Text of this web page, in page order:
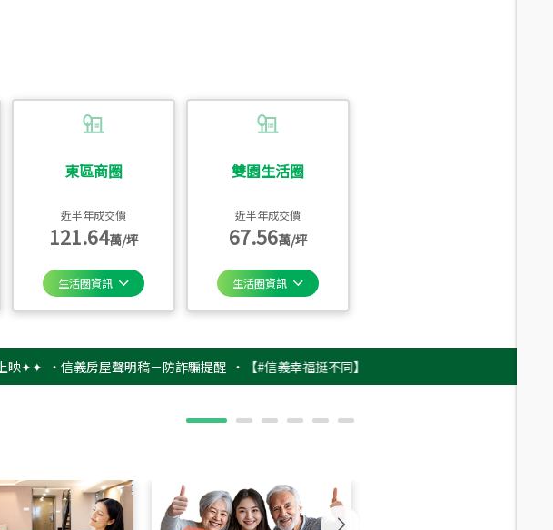
東區商圈
近半年成交價
121.64萬/坪
生活圈資訊
雙園生活圈
近半年成交價
67.56萬/坪
生活圈資訊
‧信義房屋聲明稿－防詐騙提醒 ‧【#信義幸福挺不同】用實力，讓升職免抽號碼牌！最新雇主